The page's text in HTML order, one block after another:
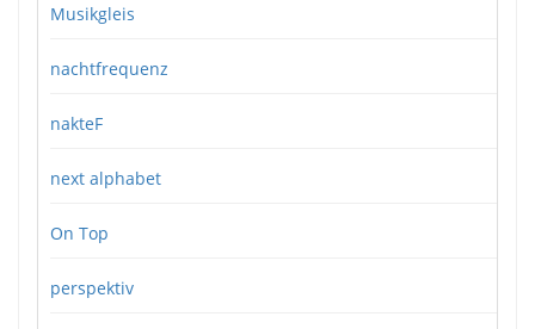
Musikgleis
nachtfrequenz
nakteF
next alphabet
On Top
perspektiv